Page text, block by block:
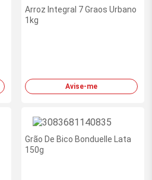
Arroz Integral 7 Graos Urbano
1kg
Avise-me
Grão De Bico Bonduelle Lata
150g